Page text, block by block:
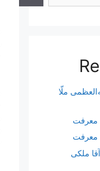
ملّا
معرفت
معرفت
ملکی